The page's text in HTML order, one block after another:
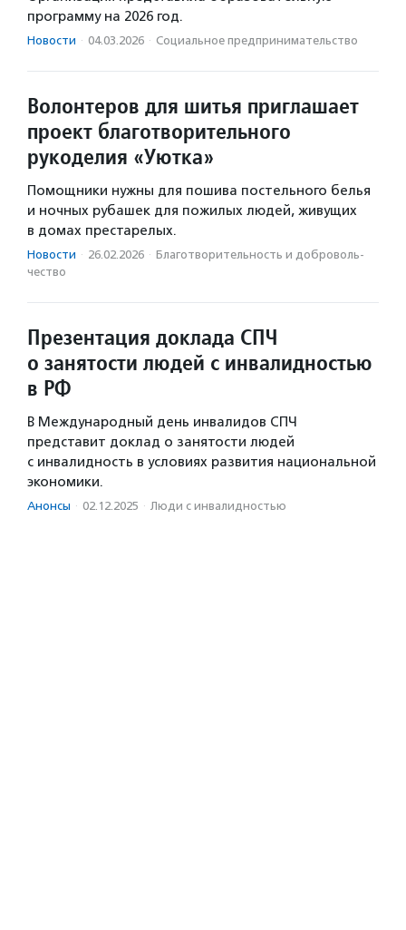
программу на 2026 год.
Новости · 04.03.2026 · Социальное предпри­нима­тель­ство
Волонтеров для шитья приглашает
проект благотворительного
рукоделия «Уютка»
Помощники нужны для пошива постельного белья
и ночных рубашек для пожилых людей, живущих
в домах престарелых.
Новости · 26.02.2026 · Благотвори­тель­ность и доброволь­
чест­во
Презентация доклада СПЧ
о занятости людей с инвалидностью
в РФ
В Международный день инвалидов СПЧ
представит доклад о занятости людей
с инвалидность в условиях развития национальной
экономики.
Анонсы · 02.12.2025 · Люди с инвалидностью